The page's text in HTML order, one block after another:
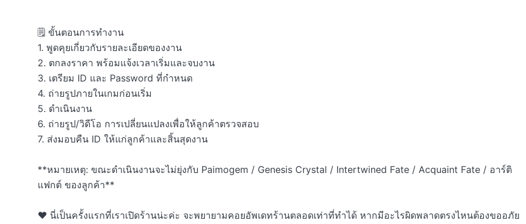
🗒️ ขั้นตอนการทำงาน
1. พูดคุยเกี่ยวกับรายละเอียดของงาน
2. ตกลงราคา พร้อมแจ้งเวลาเริ่มและจบงาน
3. เตรียม ID และ Password ที่กำหนด
4. ถ่ายรูปภายในเกมก่อนเริ่ม
5. ดำเนินงาน
6. ถ่ายรูป/วิดีโอ การเปลี่ยนแปลงเพื่อให้ลูกค้าตรวจสอบ
7. ส่งมอบคืน ID ให้แก่ลูกค้าและสิ้นสุดงาน
**หมายเหตุ: ขณะดำเนินงานจะไม่ยุ่งกับ Paimogem / Genesis Crystal / Intertwined Fate / Acquaint Fate / อาร์ติ
แฟกต์ ของลูกค้า**
❤️ นี่เป็นครั้งแรกที่เราเปิดร้านน่ะค่ะ จะพยายามคอยอัพเดทร้านตลอดเท่าที่ทำได้ หากมีอะไรผิดพลาดตรงไหนต้องขออภัย